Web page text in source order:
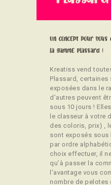
Un concept pour vous
la gamme Plassard !
Kreatiss vend
Plassard, certaines
exposées dans le
d’autres peuvent
sous 10 jours !
le classeur à votre
des coloris, prix) ,
sont exposés sous
par ordre
choix effectuer, il
qu’à passer la
l’avantage vous
nombre de pelotes